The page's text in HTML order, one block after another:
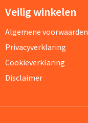
Veilig winkelen
Algemene voorwaarden
Privacyverklaring
Cookieverklaring
Disclaimer